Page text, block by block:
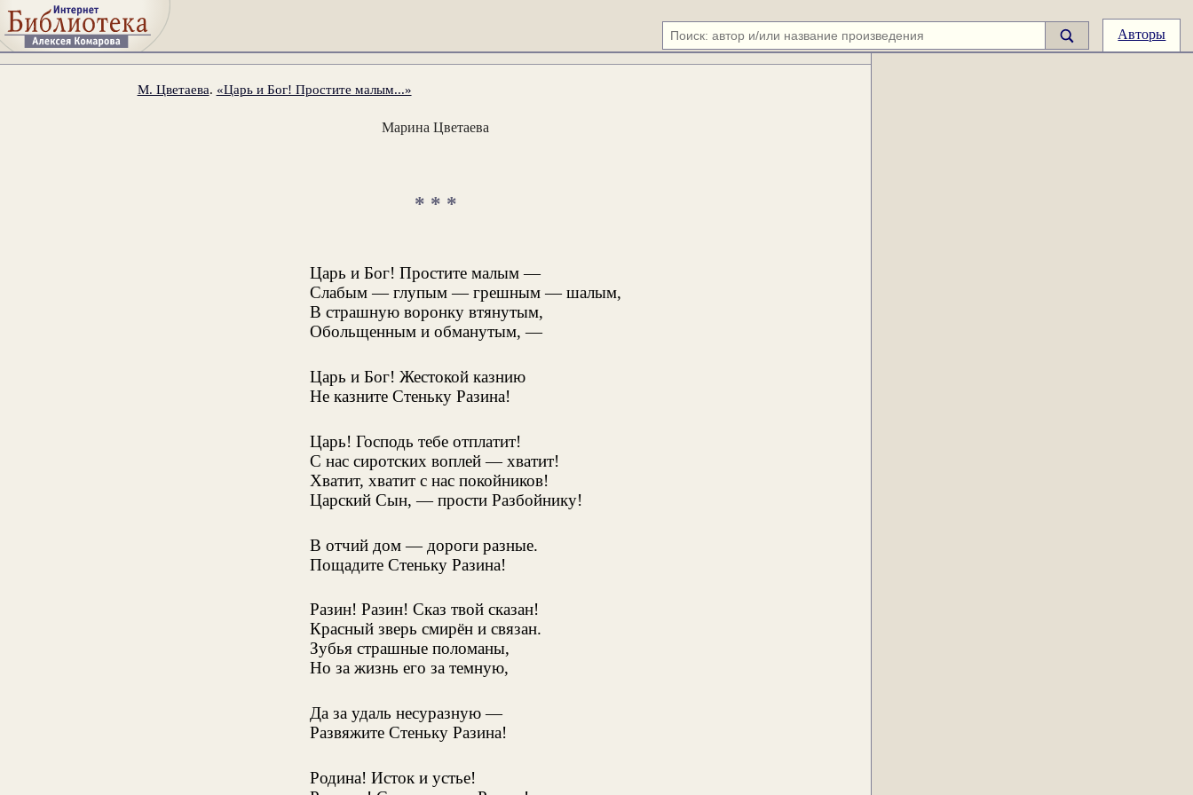
Авторы
М. Цветаева. «Царь и Бог! Простите малым...»
Марина Цветаева
* * *
Царь и Бог! Простите малым —
Слабым — глупым — грешным — шалым,
В страшную воронку втянутым,
Обольщенным и обманутым, —
Царь и Бог! Жестокой казнию
Не казните Стеньку Разина!
Царь! Господь тебе отплатит!
С нас сиротских воплей — хватит!
Хватит, хватит с нас покойников!
Царский Сын, — прости Разбойнику!
В отчий дом — дороги разные.
Пощадите Стеньку Разина!
Разин! Разин! Сказ твой сказан!
Красный зверь смирён и связан.
Зубья страшные поломаны,
Но за жизнь его за темную,
Да за удаль несуразную —
Развяжите Стеньку Разина!
Родина! Исток и устье!